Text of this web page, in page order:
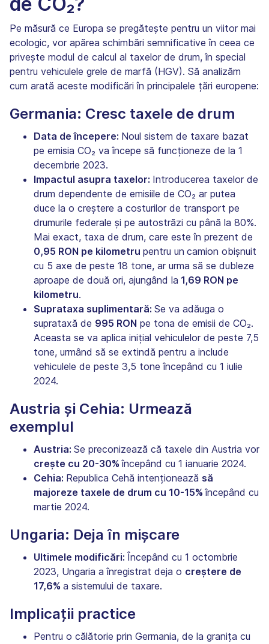
Pe măsură ce Europa se pregătește pentru un viitor mai
ecologic, vor apărea schimbări semnificative în ceea ce
privește modul de calcul al taxelor de drum, în special
pentru vehiculele grele de marfă (HGV). Să analizăm
cum arată aceste modificări în principalele țări europene:
Germania: Cresc taxele de drum
Data de începere: Noul sistem de taxare bazat
pe emisia CO₂ va începe să funcționeze de la 1
decembrie 2023.
Impactul asupra taxelor: Introducerea taxelor de
drum dependente de emisiile de CO₂ ar putea
duce la o creștere a costurilor de transport pe
drumurile federale și pe autostrăzi cu până la 80%.
Mai exact, taxa de drum, care este în prezent de
0,95 RON pe kilometru pentru un camion obișnuit
cu 5 axe de peste 18 tone, ar urma să se dubleze
aproape de două ori, ajungând la 1,69 RON pe
kilometru.
Suprataxa suplimentară: Se va adăuga o
suprataxă de 995 RON pe tona de emisii de CO₂.
Aceasta se va aplica inițial vehiculelor de peste 7,5
tone, urmând să se extindă pentru a include
vehiculele de peste 3,5 tone începând cu 1 iulie
2024.
Austria și Cehia: Urmează
exemplul
Austria: Se preconizează că taxele din Austria vor
crește cu 20-30%începând cu 1 ianuarie 2024.
Cehia: Republica Cehă intenționează să
majoreze taxele de drum cu 10-15%începând cu
martie 2024.
Ungaria: Deja în mișcare
Ultimele modificări: Începând cu 1 octombrie
2023, Ungaria a înregistrat deja o creștere de
17,6% a sistemului de taxare.
Implicații practice
Pentru o călătorie prin Germania, de la granița cu